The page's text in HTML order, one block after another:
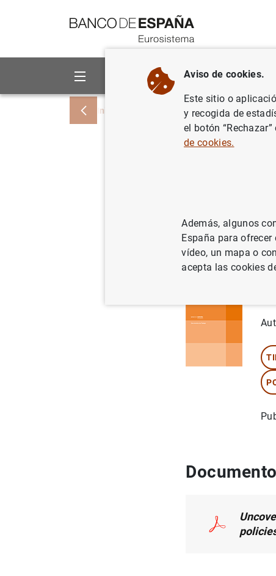
Sobre el Banco Áreas de
Inicio Publicaciones Análisis
area
16/12/2016
Aviso de cookies.
Este sitio o
y recogida de
el botón
de cookies.
Además, algunos
España para
vídeo, un mapa o
acepta las cookies